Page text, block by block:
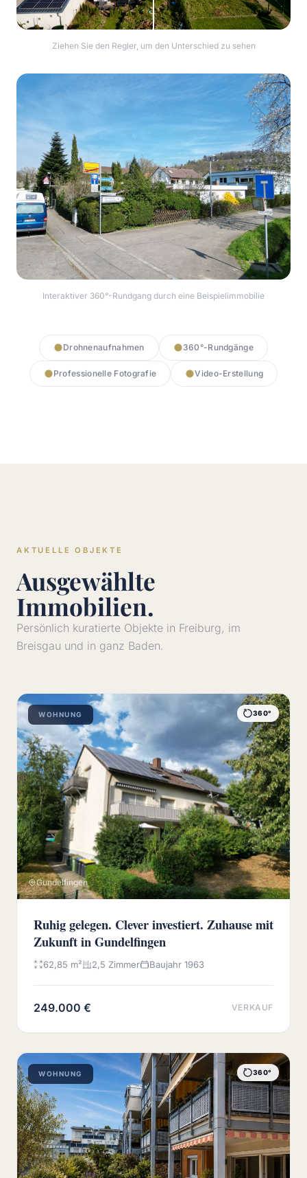
Ziehen Sie den Regler, um den Unterschied zu sehen
Interaktiver 360°-Rundgang durch eine Beispielimmobilie
Drohnenaufnahmen 360°-Rundgänge
Professionelle Fotografie Video-Erstellung
AKTUELLE OBJEKTE
Ausgewählte
Immobilien.
Persönlich kuratierte Objekte in Freiburg, im
Breisgau und in ganz Baden.
WOHNUNG 360°
Gundelfingen
Ruhig gelegen. Clever investiert. Zuhause mit
Zukunft in Gundelfingen
62,85 m² 2,5 Zimmer Baujahr 1963
249.000 € VERKAUF
WOHNUNG 360°